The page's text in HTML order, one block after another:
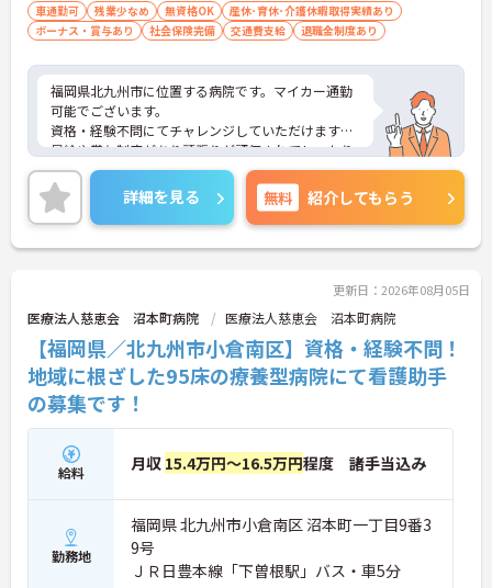
車通勤可 残業少なめ 無資格OK
産休･育休･介護休暇取得実績あり
ボーナス・賞与あり
社会保険完備 交通費支給 退職金制度あり
福岡県北九州市に位置する病院です。マイカー通勤
可能でございます。
資格・経験不問にてチャレンジしていただけます。
昇給や賞与制度があり頑張りが評価されてしっかり
と職員に還元されます。賞与は計4ヶ月分の支給実績
と嬉しい高待遇です。
ご興味のある方には、面接対策ポイントなど、さら
に詳細をお話しいたしますのでお気軽にご相談くだ
さい！
詳細を見る 無料 紹介してもらう
更新日：2026年08月05日
医療法人慈恵会 沼本町病院 医療法人慈恵会 沼本町病院
【福岡県／北九州市小倉南区】資格・経験不問！
地域に根ざした95床の療養型病院にて看護助手
の募集です！
給料 月収 15.4万円～16.5万円程度 諸手当込み
勤務地
福岡県 北九州市小倉南区 沼本町一丁目9番3
9号
ＪＲ日豊本線「下曽根駅」バス・車5分